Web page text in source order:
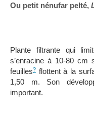
Ou petit nénufar pelté,
Plante filtrante qui
s’enracine à 10-80 cm
feuilles? flottent à la
1,50 m. Son
important.